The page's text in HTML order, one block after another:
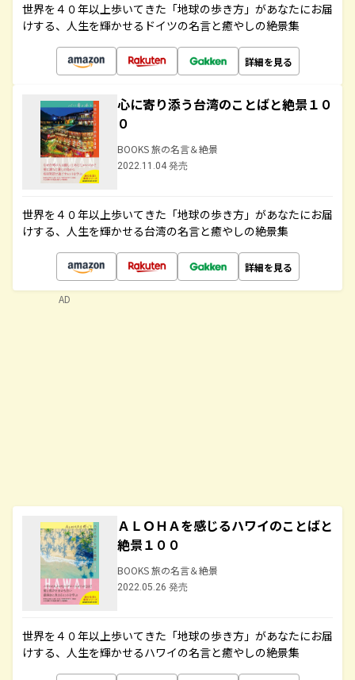
世界を４０年以上歩いてきた「地球の歩き方」があなたにお届
けする、人生を輝かせるドイツの名言と癒やしの絶景集
詳細を見る
心に寄り添う台湾のことばと絶景１０
０
BOOKS 旅の名言＆絶景
2022.11.04 発売
世界を４０年以上歩いてきた「地球の歩き方」があなたにお届
けする、人生を輝かせる台湾の名言と癒やしの絶景集
詳細を見る
ＡＬＯＨＡを感じるハワイのことばと
絶景１００
BOOKS 旅の名言＆絶景
2022.05.26 発売
世界を４０年以上歩いてきた「地球の歩き方」があなたにお届
けする、人生を輝かせるハワイの名言と癒やしの絶景集
AD